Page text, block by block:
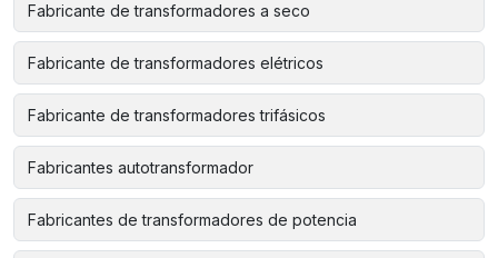
Fabricante de transformadores a seco
Fabricante de transformadores elétricos
Fabricante de transformadores trifásicos
Fabricantes autotransformador
Fabricantes de transformadores de potencia